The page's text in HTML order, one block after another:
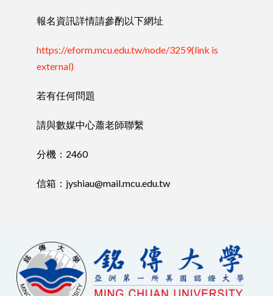
報名資訊詳情請參酌以下網址
https://eform.mcu.edu.tw/node/3259(link is
external)
若有任何問題
請與數媒中心蕭老師聯繫
分機：2460
信箱：jyshiau@mail.mcu.edu.tw